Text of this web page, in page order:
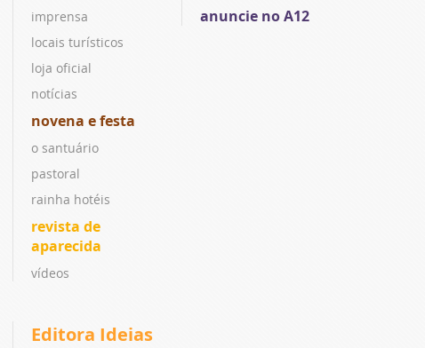
imprensa
locais turísticos
loja oficial
notícias
novena e festa
o santuário
pastoral
rainha hotéis
revista de
aparecida
vídeos
anuncie no A12
Editora Ideias